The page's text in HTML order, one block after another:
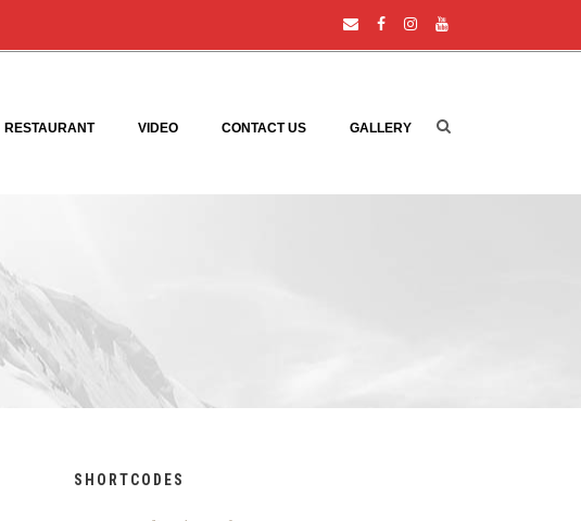
RESTAURANT VIDEO CONTACT US GALLERY
SHORTCODES